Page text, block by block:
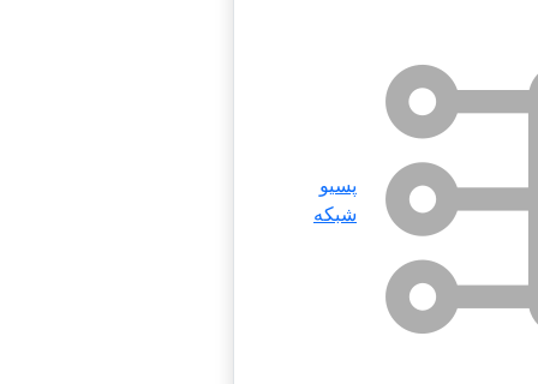
پسیو
شبکه